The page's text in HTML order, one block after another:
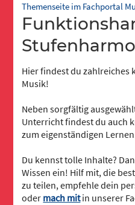
Themenseite im Fachportal
Funktionsharmonik und
Hier findest du zahlreiches
Musik!
Neben sorgfältig
Unterricht findest du auch
zum eigenständigen
Du kennst tolle Inhalte?
Wissen ein! Hilf mit, die
zu teilen, empfehle dein
oder mach mitin unserer